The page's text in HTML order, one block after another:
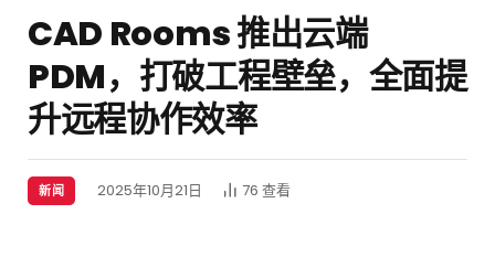
​CAD Rooms 推出云端
PDM，打破工程壁垒，全面提
升远程协作效率
新闻 2025年10月21日 76查看